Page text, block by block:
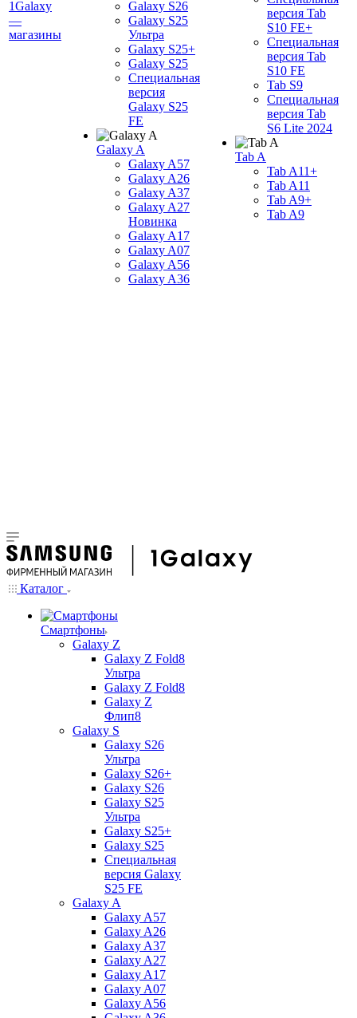
1Galaxy
—
магазины
Galaxy S26
Galaxy S25
Ультра
Galaxy S25+
Galaxy S25
Специальная
версия
Galaxy S25
FE
Galaxy A
Galaxy A57
Galaxy A26
Galaxy A37
Galaxy A27
Новинка
Galaxy A17
Galaxy A07
Galaxy A56
Galaxy A36
версия Tab
S10 FE+
Специальная
версия Tab
S10 FE
Tab S9
Специальная
версия Tab
S6 Lite 2024
Tab A
Tab A11+
Tab A11
Tab A9+
Tab A9
Каталог
Смартфоны
Galaxy Z
Galaxy Z Fold8
Ультра
Galaxy Z Fold8
Galaxy Z
Флип8
Galaxy S
Galaxy S26
Ультра
Galaxy S26+
Galaxy S26
Galaxy S25
Ультра
Galaxy S25+
Galaxy S25
Специальная
версия Galaxy
S25 FE
Galaxy A
Galaxy A57
Galaxy A26
Galaxy A37
Galaxy A27
Galaxy A17
Galaxy A07
Galaxy A56